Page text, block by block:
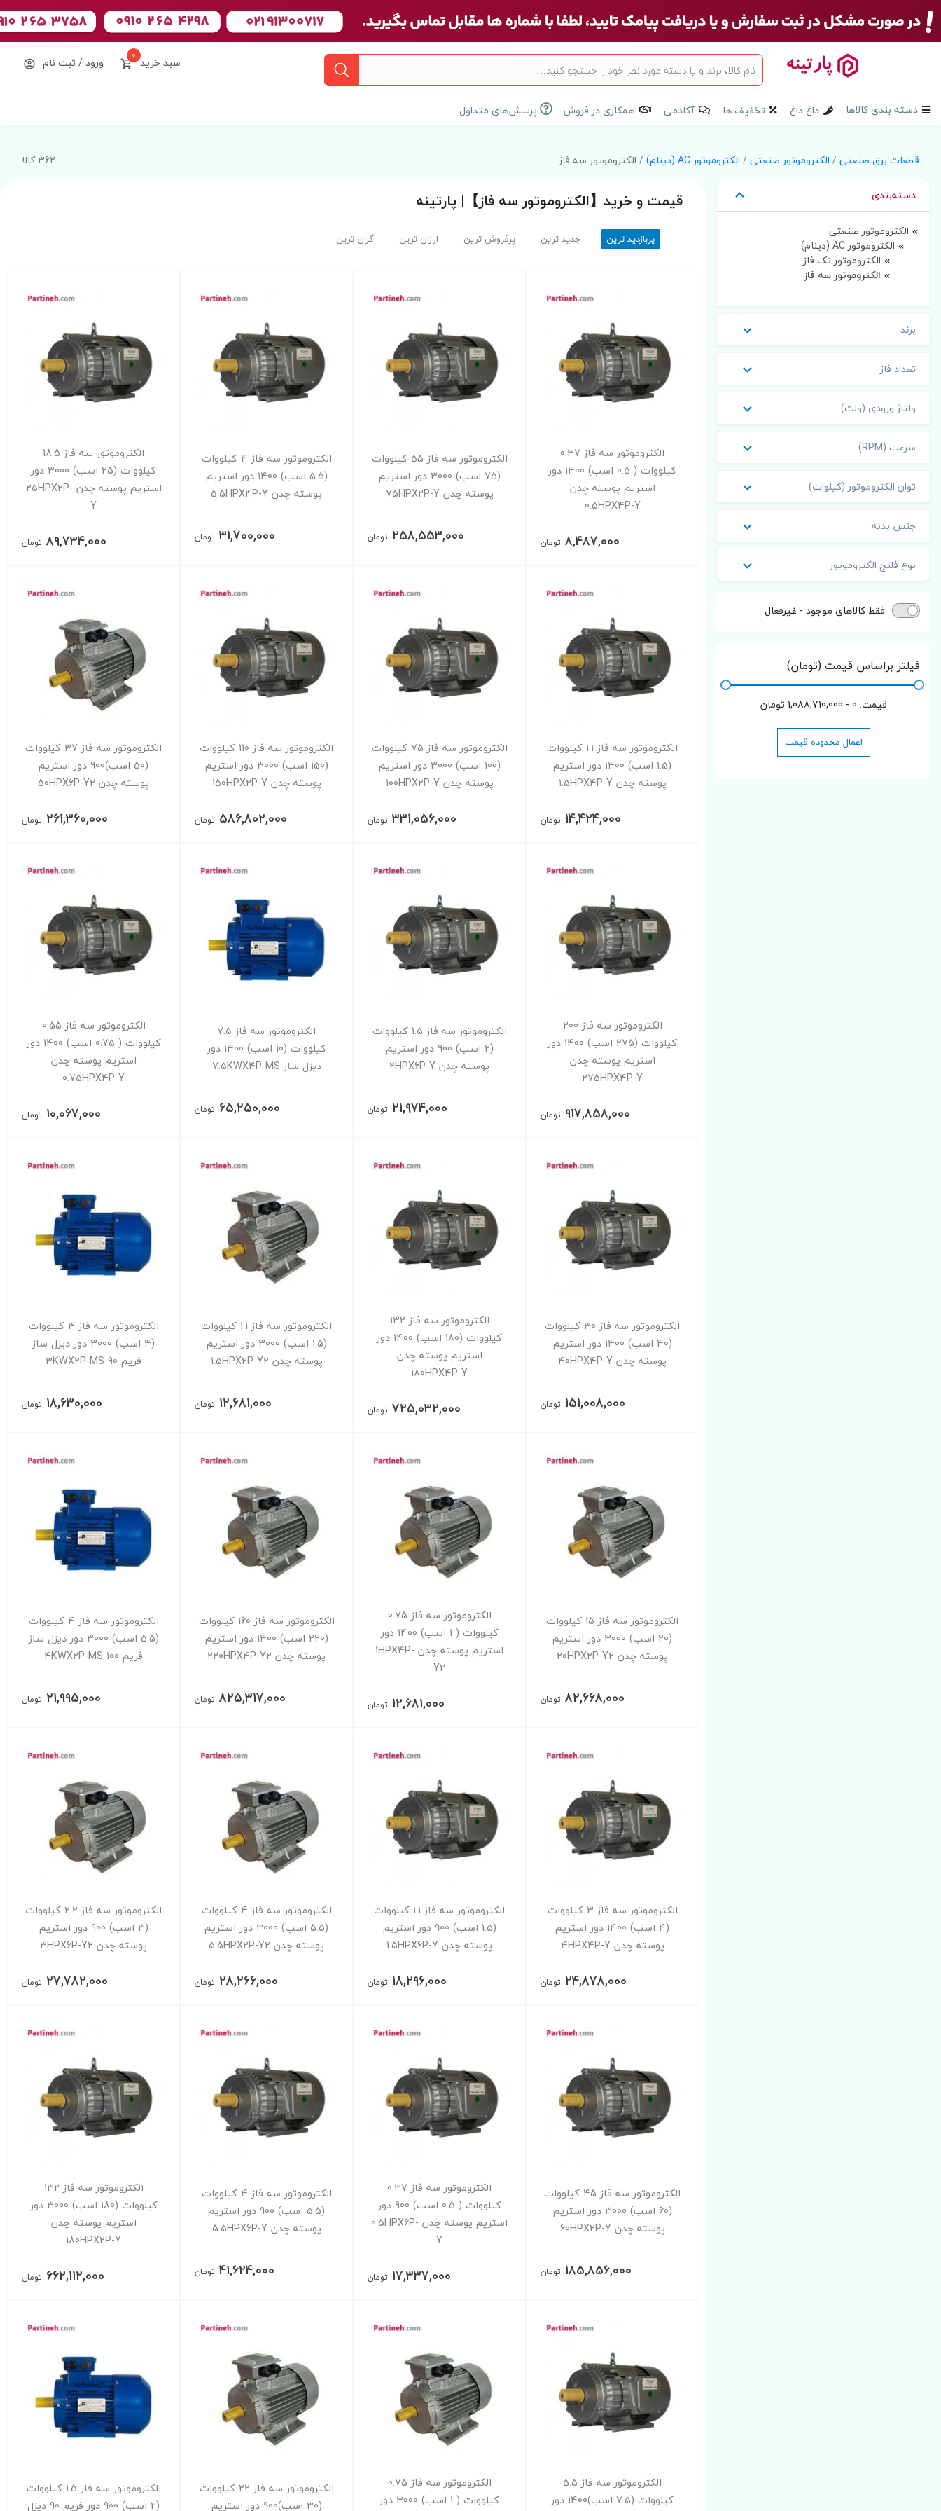
ورود / ثبت نام سبد خرید 0
دسته بندی کالاها داغ داغ تخفیف ها آکادمی همکاری در فروش پرسش‌های متداول
قطعات برق صنعتی/ الکتروموتور صنعتی/ الکتروموتور AC (دینام) / الکتروموتور سه فاز
362 کالا
دسته‌بندی
الکتروموتور صنعتی
الکتروموتور AC (دینام)
الکتروموتور تک فاز
الکتروموتور سه فاز
برند
تعداد فاز
ولتاژ ورودی (ولت)
سرعت (RPM)
توان الکتروموتور (کیلوات)
جنس بدنه
نوع فلنج الکتروموتور
فقط کالاهای موجود - غیرفعال
فیلتر براساس قیمت (تومان):
قیمت: 0 - 1,088,710,000 تومان
اعمال محدوده قیمت
قیمت و خرید【الکتروموتور سه فاز】| پارتینه
پربازدید ترین جدید ترین پرفروش ترین ارزان ترین گران ترین
الکتروموتور سه فاز 0.37
کیلووات ( 0.5 اسب) 1400 دور
استریم پوسته چدن
0.5HPX4P-Y
8,487,000 تومان
الکتروموتور سه فاز 55 کیلووات
(75 اسب) 3000 دور استریم
پوسته چدن 75HPX2P-Y
258,553,000 تومان
الکتروموتور سه فاز 4 کیلووات
(5.5 اسب) 1400 دور استریم
پوسته چدن 5.5HPX4P-Y
31,700,000 تومان
الکتروموتور سه فاز 18.5
کیلووات (25 اسب) 3000 دور
استریم پوسته چدن 25HPX2P-
Y
89,734,000 تومان
الکتروموتور سه فاز 1.1 کیلووات
(1.5 اسب) 1400 دور استریم
پوسته چدن 1.5HPX4P-Y
14,424,000 تومان
الکتروموتور سه فاز 75 کیلووات
(100 اسب) 3000 دور استریم
پوسته چدن 100HPX2P-Y
331,056,000 تومان
الکتروموتور سه فاز 110 کیلووات
(150 اسب) 3000 دور استریم
پوسته چدن 150HPX2P-Y
586,802,000 تومان
الکتروموتور سه فاز 37 کیلووات
(50 اسب)900 دور استریم
پوسته چدن 50HPX6P-Y2
261,360,000 تومان
الکتروموتور سه فاز 200
کیلووات (275 اسب) 1400 دور
استریم پوسته چدن
275HPX4P-Y
917,858,000 تومان
الکتروموتور سه فاز 1.5 کیلووات
(2 اسب) 900 دور استریم
پوسته چدن 2HPX6P-Y
21,974,000 تومان
الکتروموتور سه فاز 7.5
کیلووات (10 اسب) 1400 دور
دیزل ساز 7.5KWX4P-MS
65,250,000 تومان
الکتروموتور سه فاز 0.55
کیلووات ( 0.75 اسب) 1400 دور
استریم پوسته چدن
0.75HPX4P-Y
10,067,000 تومان
الکتروموتور سه فاز 30 کیلووات
(40 اسب) 1400 دور استریم
پوسته چدن 40HPX4P-Y
151,008,000 تومان
الکتروموتور سه فاز 132
کیلووات (180 اسب) 1400 دور
استریم پوسته چدن
180HPX4P-Y
725,032,000 تومان
الکتروموتور سه فاز 1.1 کیلووات
(1.5 اسب) 3000 دور استریم
پوسته چدن 1.5HPX2P-Y2
12,681,000 تومان
الکتروموتور سه فاز 3 کیلووات
(4 اسب) 3000 دور دیزل ساز
فریم 90 3KWX2P-MS
18,630,000 تومان
الکتروموتور سه فاز 15 کیلووات
(20 اسب) 3000 دور استریم
پوسته چدن 20HPX2P-Y2
82,668,000 تومان
الکتروموتور سه فاز 0.75
کیلووات ( 1 اسب) 1400 دور
استریم پوسته چدن 1HPX4P-
Y2
12,681,000 تومان
الکتروموتور سه فاز 160 کیلووات
(220 اسب) 1400 دور استریم
پوسته چدن 220HPX4P-Y2
825,317,000 تومان
الکتروموتور سه فاز 4 کیلووات
(5.5 اسب) 3000 دور دیزل ساز
فریم 100 4KWX2P-MS
21,995,000 تومان
الکتروموتور سه فاز 3 کیلووات
(4 اسب) 1400 دور استریم
پوسته چدن 4HPX4P-Y
24,878,000 تومان
الکتروموتور سه فاز 1.1 کیلووات
(1.5 اسب) 900 دور استریم
پوسته چدن 1.5HPX6P-Y
18,296,000 تومان
الکتروموتور سه فاز 4 کیلووات
(5.5 اسب) 3000 دور استریم
پوسته چدن 5.5HPX2P-Y2
28,266,000 تومان
الکتروموتور سه فاز 2.2 کیلووات
(3 اسب) 900 دور استریم
پوسته چدن 3HPX6P-Y2
27,782,000 تومان
الکتروموتور سه فاز 45 کیلووات
(60 اسب) 3000 دور استریم
پوسته چدن 60HPX2P-Y
185,856,000 تومان
الکتروموتور سه فاز 0.37
کیلووات ( 0.5 اسب) 900 دور
استریم پوسته چدن 0.5HPX6P-
Y
17,337,000 تومان
الکتروموتور سه فاز 4 کیلووات
(5.5 اسب) 900 دور استریم
پوسته چدن 5.5HPX6P-Y
41,624,000 تومان
الکتروموتور سه فاز 132
کیلووات (180 اسب) 3000 دور
استریم پوسته چدن
180HPX2P-Y
662,112,000 تومان
الکتروموتور سه فاز 5.5
کیلووات (7.5 اسب)1400 دور
الکتروموتور سه فاز 0.75
کیلووات ( 1 اسب) 3000 دور
الکتروموتور سه فاز 22 کیلووات
(30 اسب)900 دور استریم
الکتروموتور سه فاز 1.5 کیلووات
(2 اسب) 900 دور فریم 90 دیزل